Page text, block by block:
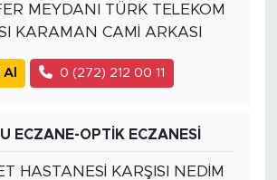
MEYDANI TÜRK TELEKOM
KARAMAN CAMİ ARKASI
0 (272) 212 00 11
ECZANE-OPTİK ECZANESİ
HASTANESİ KARŞISI NEDİM